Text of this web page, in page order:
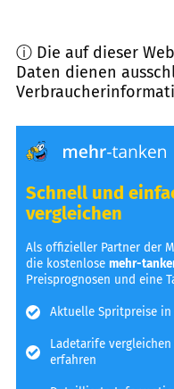
ⓘ Die auf dieser
Daten dienen
Schnell und
vergleichen
Als offizieller Partner der
die kostenlosemehr-
Preisprognosen und eine
Aktuelle Spritpreise
Ladetarife
erfahren